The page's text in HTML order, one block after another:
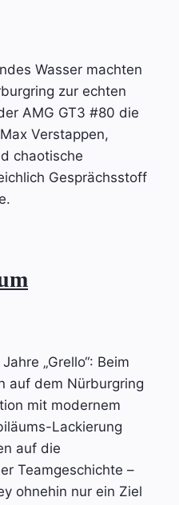
Wasser machten
zur echten
AMG GT3 #80 die
Verstappen,
chaotische
Gesprächsstoff
„Grello“: Beim
auf dem Nürburgring
mit modernem
Lackierung
auf die
Teamgeschichte –
ohnehin nur ein Ziel